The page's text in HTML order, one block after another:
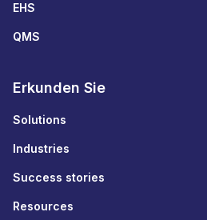
EHS
QMS
Erkunden Sie
Solutions
Industries
Success stories
Resources